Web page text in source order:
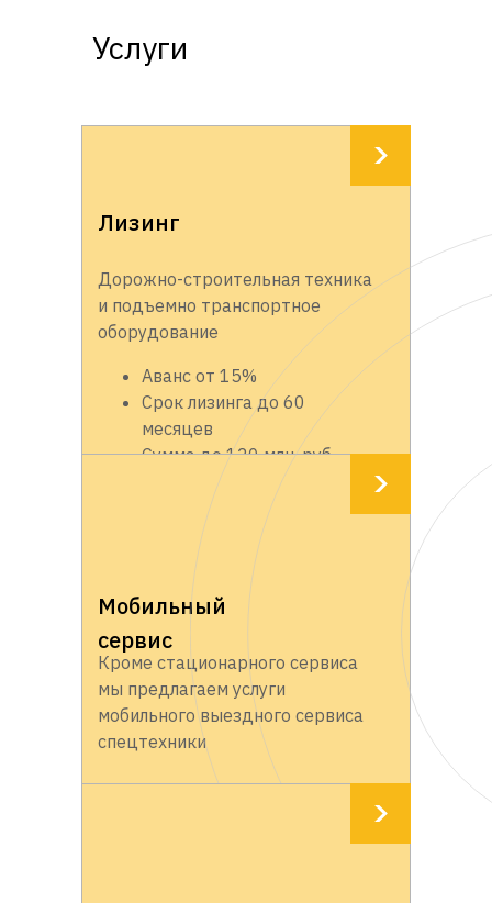
Услуги
Лизинг
Дорожно-строительная техника
и подъемно транспортное
оборудование
Аванс от 15%
Срок лизинга до 60
месяцев
Сумма до 120 млн. руб.
Мобильный
сервис
Кроме стационарного сервиса
мы предлагаем услуги
мобильного выездного сервиса
спецтехники